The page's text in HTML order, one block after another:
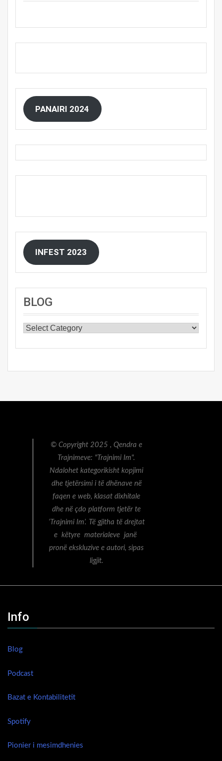
PANAIRI 2024
INFEST 2023
BLOG
BLOG
© Copyright 2025 , Qendra e
Trajnimeve: "Trajnimi Im".
Ndalohet kategorikisht kopjimi
dhe tjetërsimi i të dhënave në
faqen e web, klasat dixhitale
dhe në çdo platform tjetër te
‘Trajnimi Im’. Të gjitha të drejtat
e këtyre materialeve janë
pronë ekskluzive e autori, sipas
ligjit.
Info
Blog
Podcast
Bazat e Kontabilitetit
Spotify
Pionier i mesimdhenies